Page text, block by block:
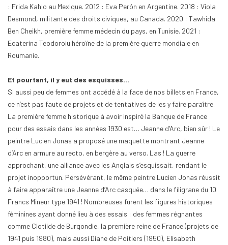
: Frida Kahlo au Mexique. 2012 : Eva Perón en Argentine. 2018 : Viola
Desmond, militante des droits civiques, au Canada. 2020 : Tawhida
Ben Cheikh, première femme médecin du pays, en Tunisie. 2021 :
Ecaterina Teodoroiu héroïne de la première guerre mondiale en
Roumanie.
Et pourtant, il y eut des esquisses…
Si aussi peu de femmes ont accédé à la face de nos billets en France,
ce n’est pas faute de projets et de tentatives de les y faire paraître.
La première femme historique à avoir inspiré la Banque de France
pour des essais dans les années 1930 est… Jeanne d’Arc, bien sûr ! Le
peintre Lucien Jonas a proposé une maquette montrant Jeanne
d’Arc en armure au recto, en bergère au verso. Las ! La guerre
approchant, une alliance avec les Anglais s’esquissait, rendant le
projet inopportun. Persévérant, le même peintre Lucien Jonas réussit
à faire apparaître une Jeanne d’Arc casquée… dans le filigrane du 10
Francs Mineur type 1941 ! Nombreuses furent les figures historiques
féminines ayant donné lieu à des essais : des femmes régnantes
comme Clotilde de Burgondie, la première reine de France (projets de
1941 puis 1980), mais aussi Diane de Poitiers (1950), Elisabeth